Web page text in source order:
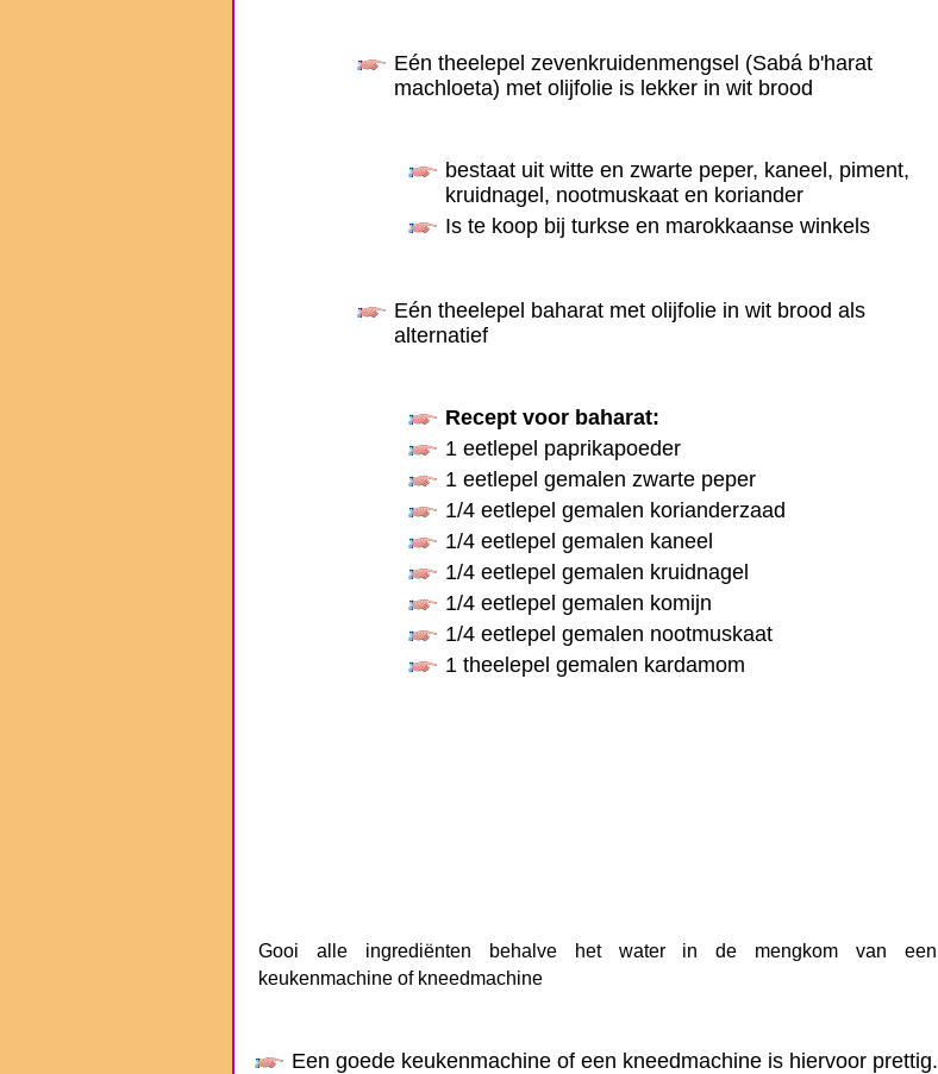
Eén theelepel zevenkruidenmengsel (Sabá b'harat
machloeta) met olijfolie is lekker in wit brood
bestaat uit witte en zwarte peper, kaneel, piment,
kruidnagel, nootmuskaat en koriander
Is te koop bij turkse en marokkaanse winkels
Eén theelepel baharat met olijfolie in wit brood als
alternatief
Recept voor baharat:
1 eetlepel paprikapoeder
1 eetlepel gemalen zwarte peper
1/4 eetlepel gemalen korianderzaad
1/4 eetlepel gemalen kaneel
1/4 eetlepel gemalen kruidnagel
1/4 eetlepel gemalen komijn
1/4 eetlepel gemalen nootmuskaat
1 theelepel gemalen kardamom
Gooi alle ingrediënten behalve het water in de mengkom van een
keukenmachine of kneedmachine
Een goede keukenmachine of een kneedmachine is hiervoor prettig.